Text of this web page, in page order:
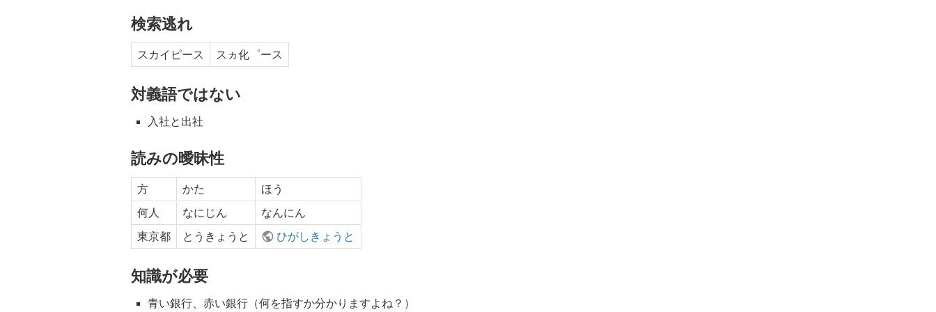
検索逃れ
スカイピース スヵ化゜ース
対義語ではない
入社と出社
読みの曖昧性
方 かた
ほう
何人
なにじん
なんにん
東京都
とうきょうと ひがしきょうと
知識が必要
青い銀行、赤い銀行（何を指すか分かりますよね？）